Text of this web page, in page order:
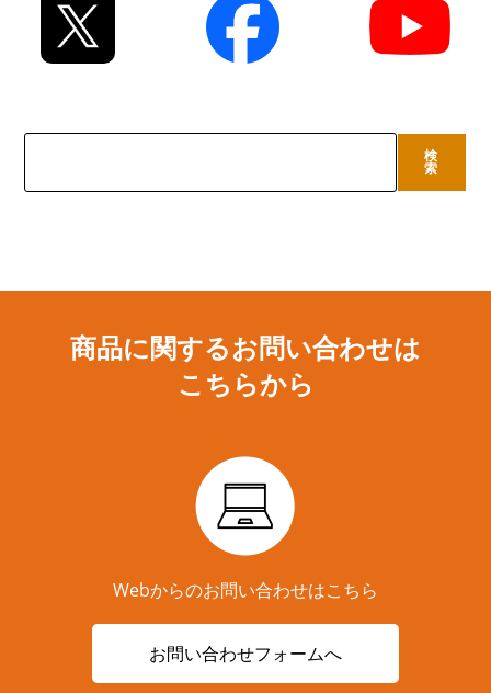
検
検
索
商品に関するお問い合わせは
こちらから
Webからのお問い合わせはこちら
お問い合わせフォームへ